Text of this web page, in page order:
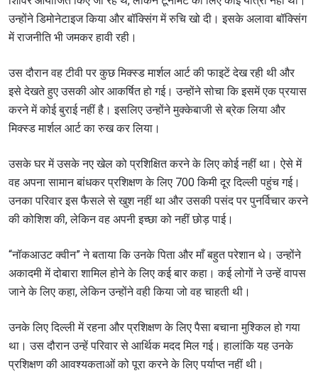
उन्होंने डिमोनेटाइज किया और बॉक्सिंग में रुचि खो दी। इसके अलावा बॉक्सिंग
में राजनीति भी जमकर हावी रही।
उस दौरान वह टीवी पर कुछ मिक्स्ड मार्शल आर्ट की फाइटें देख रही थी और
इसे देखते हुए उसकी ओर आकर्षित हो गई। उन्होंने सोचा कि इसमें एक प्रयास
करने में कोई बुराई नहीं है। इसलिए उन्होंने मुक्केबाजी से ब्रेक लिया और
मिक्स्ड मार्शल आर्ट का रुख कर लिया।
उसके घर में उसके नए खेल को प्रशिक्षित करने के लिए कोई नहीं था। ऐसे में
वह अपना सामान बांधकर प्रशिक्षण के लिए 700 किमी दूर दिल्ली पहुंच गई।
उनका परिवार इस फैसले से खुश नहीं था और उसकी पसंद पर पुनर्विचार करने
की कोशिश की, लेकिन वह अपनी इच्छा को नहीं छोड़ पाई।
“नॉकआउट क्वीन” ने बताया कि उनके पिता और माँ बहुत परेशान थे। उन्होंने
अकादमी में दोबारा शामिल होने के लिए कई बार कहा। कई लोगों ने उन्हें वापस
जाने के लिए कहा, लेकिन उन्होंने वही किया जो वह चाहती थी।
उनके लिए दिल्ली में रहना और प्रशिक्षण के लिए पैसा बचाना मुश्किल हो गया
था। उस दौरान उन्हें परिवार से आर्थिक मदद मिल गई। हालांकि यह उनके
प्रशिक्षण की आवश्यकताओं को पूरा करने के लिए पर्याप्त नहीं थी।